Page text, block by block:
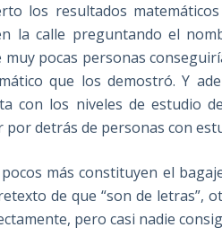
los resultados
la calle preguntando el
pocas personas
que los demostró. Y
con los niveles de estudio
detrás de personas con
más constituyen el
de que “son de letras”,
pero casi nadie